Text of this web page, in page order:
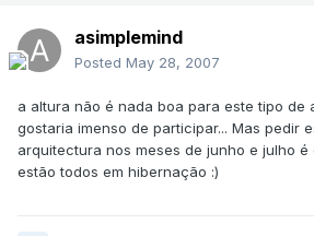
asimplemind
Posted May 28, 2007
a altura não é nada boa para este tipo de
gostaria imenso de participar... Mas pedir
arquitectura nos meses de junho e julho
estão todos em hibernação :)